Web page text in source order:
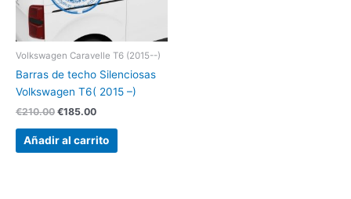
Volkswagen Caravelle T6 (2015--)
Barras de techo Silenciosas
Volkswagen T6( 2015 –)
€210.00 €185.00
Añadir al carrito